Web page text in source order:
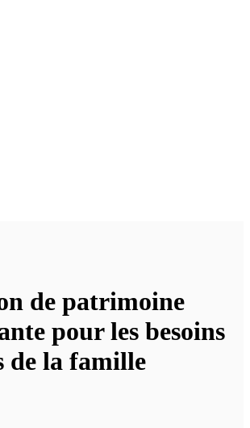
de patrimoine
pour les besoins
de la famille